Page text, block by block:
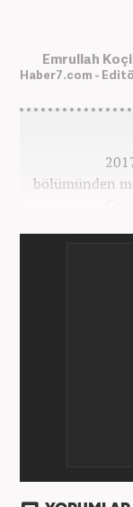
Emrullah
Haber7.com -
bölümünden